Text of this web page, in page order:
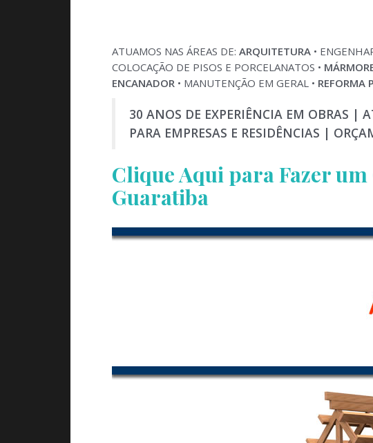
ATUAMOS NAS ÁREAS DE: ARQUITETURA •
COLOCAÇÃO DE PISOS E PORCELANATOS •
ENCANADOR • MANUTENÇÃO EM GERAL • REFORMA
30 ANOS DE EXPERIÊNCIA EM OBRAS |
PARA EMPRESAS E RESIDÊNCIAS |
Clique Aqui para Fazer
Guaratiba